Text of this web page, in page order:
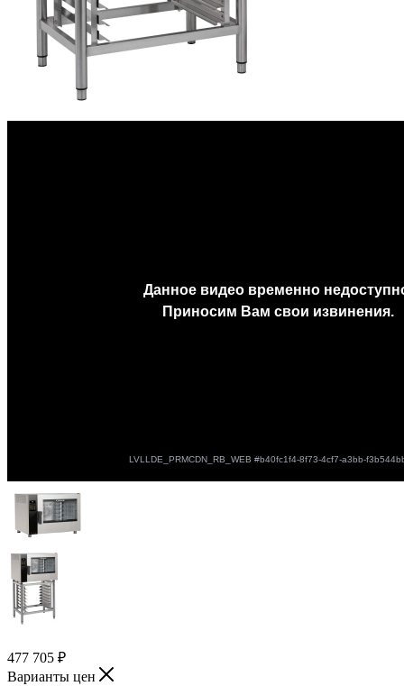
477 705 ₽
Варианты цен